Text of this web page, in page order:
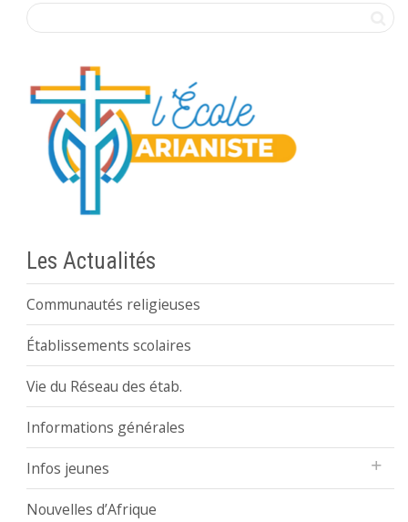
Les Actualités
Communautés religieuses
Établissements scolaires
Vie du Réseau des étab.
Informations générales
Infos jeunes
Nouvelles d’Afrique